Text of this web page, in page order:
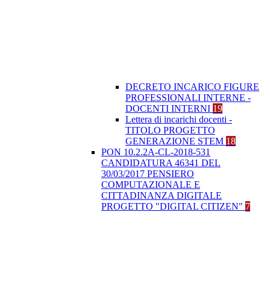
DECRETO INCARICO FIGURE
PROFESSIONALI INTERNE -
DOCENTI INTERNI 19
Lettera di incarichi docenti -
TITOLO PROGETTO
GENERAZIONE STEM 18
PON 10.2.2A-CL-2018-531
CANDIDATURA 46341 DEL
30/03/2017 PENSIERO
COMPUTAZIONALE E
CITTADINANZA DIGITALE
PROGETTO "DIGITAL CITIZEN" 7